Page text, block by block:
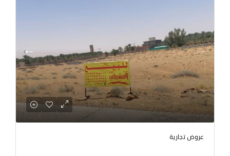
عروض تجارية